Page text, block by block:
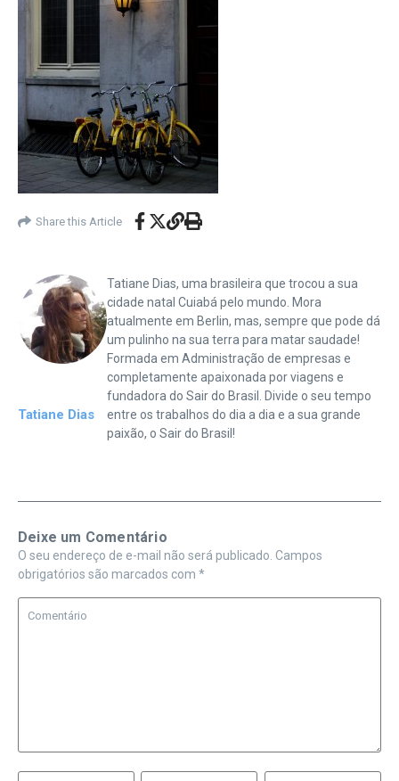
Share this Article
Tatiane Dias
Tatiane Dias, uma brasileira que trocou a sua
cidade natal Cuiabá pelo mundo. Mora
atualmente em Berlin, mas, sempre que pode dá
um pulinho na sua terra para matar saudade!
Formada em Administração de empresas e
completamente apaixonada por viagens e
fundadora do Sair do Brasil. Divide o seu tempo
entre os trabalhos do dia a dia e a sua grande
paixão, o Sair do Brasil!
Deixe um Comentário
O seu endereço de e-mail não será publicado. Campos
obrigatórios são marcados com *